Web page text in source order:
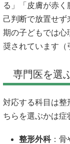
る」「皮膚が赤
己判断で放置せ
期の子どもでは心
奨されています（
専門医を選
対応する科目は
ちらを選ぶかは症
整形外科：骨